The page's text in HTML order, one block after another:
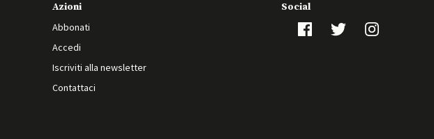
Azioni
Abbonati
Accedi
Iscriviti alla newsletter
Contattaci
Social